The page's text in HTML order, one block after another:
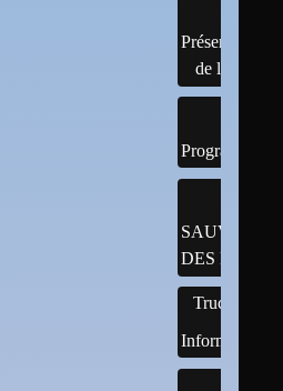
Présentation
de linux
DES
Trucs
Informatiques